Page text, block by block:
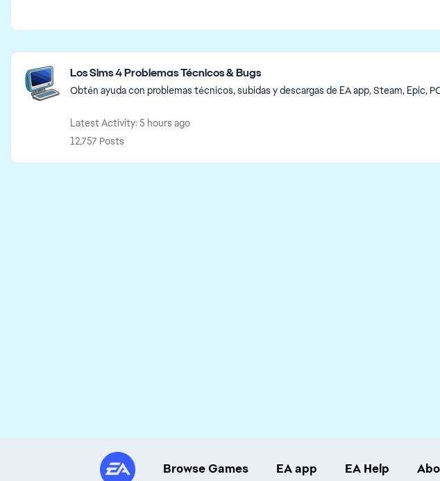
Featured Places
Los Sims 4 Problemas Técnicos & Bugs
Obtén ayuda con problemas técnicos, subidas y descargas de EA app, Steam, Epic,
Latest Activity: 5 hours ago
12,757 Posts
Browse Games EA app EA Help